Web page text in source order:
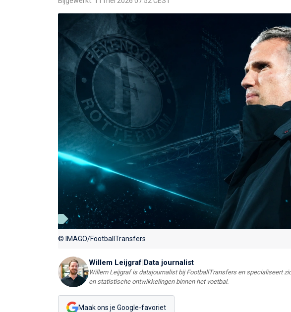
© IMAGO/FootballTransfers
Willem Leijgraf|Data journalist
Willem Leijgraf is datajournalist bij FootballTransfers en specialiseert
en statistische ontwikkelingen binnen het voetbal.
Maak ons je Google-favoriet